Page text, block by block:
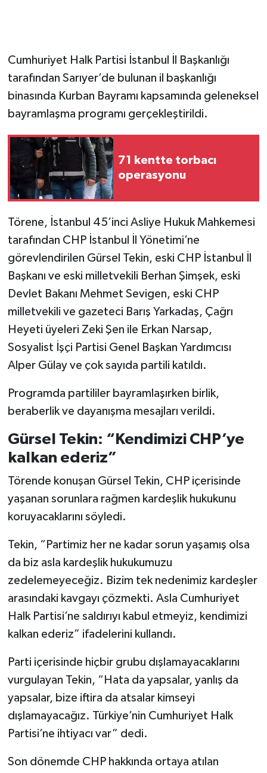
Cumhuriyet Halk Partisi İstanbul İl Başkanlığı
tarafından Sarıyer’de bulunan il başkanlığı
binasında Kurban Bayramı kapsamında geleneksel
bayramlaşma programı gerçekleştirildi.
71 kentte torbacı
operasyonu
Törene, İstanbul 45’inci Asliye Hukuk Mahkemesi
tarafından CHP İstanbul İl Yönetimi’ne
görevlendirilen Gürsel Tekin, eski CHP İstanbul İl
Başkanı ve eski milletvekili Berhan Şimşek, eski
Devlet Bakanı Mehmet Sevigen, eski CHP
milletvekili ve gazeteci Barış Yarkadaş, Çağrı
Heyeti üyeleri Zeki Şen ile Erkan Narsap,
Sosyalist İşçi Partisi Genel Başkan Yardımcısı
Alper Gülay ve çok sayıda partili katıldı.
Programda partililer bayramlaşırken birlik,
beraberlik ve dayanışma mesajları verildi.
Gürsel Tekin: “Kendimizi CHP’ye
kalkan ederiz”
Törende konuşan Gürsel Tekin, CHP içerisinde
yaşanan sorunlara rağmen kardeşlik hukukunu
koruyacaklarını söyledi.
Tekin, “Partimiz her ne kadar sorun yaşamış olsa
da biz asla kardeşlik hukukumuzu
zedelemeyeceğiz. Bizim tek nedenimiz kardeşler
arasındaki kavgayı çözmekti. Asla Cumhuriyet
Halk Partisi’ne saldırıyı kabul etmeyiz, kendimizi
kalkan ederiz” ifadelerini kullandı.
Parti içerisinde hiçbir grubu dışlamayacaklarını
vurgulayan Tekin, “Hata da yapsalar, yanlış da
yapsalar, bize iftira da atsalar kimseyi
dışlamayacağız. Türkiye’nin Cumhuriyet Halk
Partisi’ne ihtiyacı var” dedi.
Son dönemde CHP hakkında ortaya atılan